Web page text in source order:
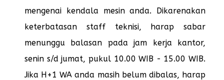
mengenai kendala mesin anda. Dikarenakan
keterbatasan staff teknisi, harap sabar
menunggu balasan pada jam kerja kantor,
senin s/d jumat, pukul 10.00 WIB - 15.00 WIB.
Jika H+1 WA anda masih belum dibalas, harap